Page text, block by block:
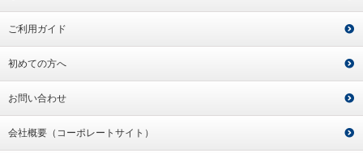
ご利用ガイド
初めての方へ
お問い合わせ
会社概要（コーポレートサイト）